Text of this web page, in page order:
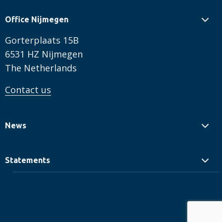
Office Nijmegen
Gorterplaats 15B
6531 HZ Nijmegen
The Netherlands
Contact us
News
Statements